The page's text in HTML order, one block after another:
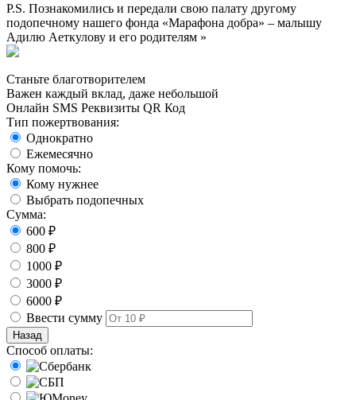
P.S. Познакомились и передали свою палату другому
подопечному нашего фонда «Марафона добра» – малышу
Адилю Аеткулову и его родителям »
Станьте благотворителем
Важен каждый вклад, даже небольшой
Онлайн SMS Реквизиты QR Код
Тип пожертвования:
Однократно
Ежемесячно
Кому помочь:
Кому нужнее
Выбрать подопечных
Сумма:
600 ₽
800 ₽
1000 ₽
3000 ₽
6000 ₽
Ввести сумму
Назад
Способ оплаты: